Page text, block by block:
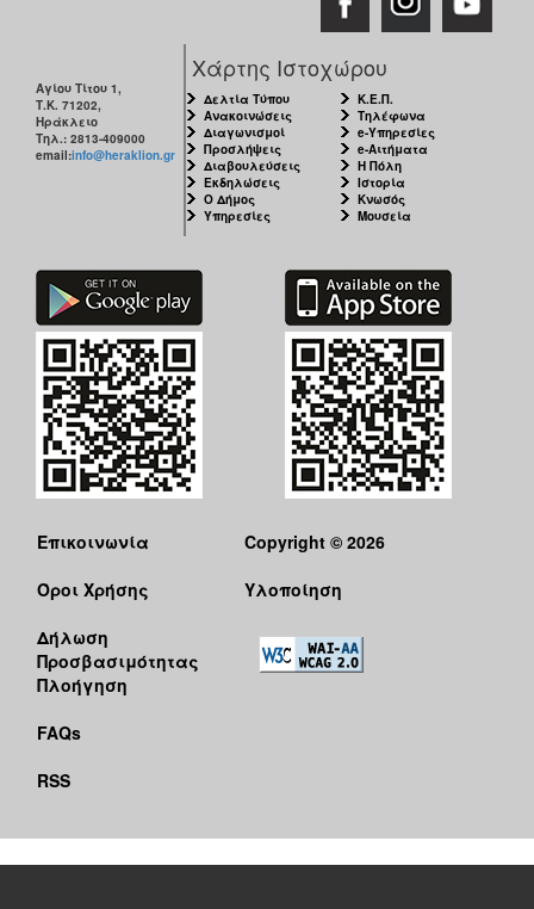
Αγίου Τίτου 1,
Τ.Κ. 71202,
Ηράκλειο
Τηλ.: 2813-409000
email:info@heraklion.gr
Χάρτης Ιστοχώρου
Δελτία Τύπου
Ανακοινώσεις
Διαγωνισμοί
Προσλήψεις
Διαβουλεύσεις
Εκδηλώσεις
Ο Δήμος
Υπηρεσίες
Κ.Ε.Π.
Τηλέφωνα
e-Υπηρεσίες
e-Αιτήματα
Η Πόλη
Ιστορία
Κνωσός
Μουσεία
Επικοινωνία
Όροι Χρήσης
Δήλωση
Προσβασιμότητας
Πλοήγηση
FAQs
RSS
Copyright © 2026
Υλοποίηση